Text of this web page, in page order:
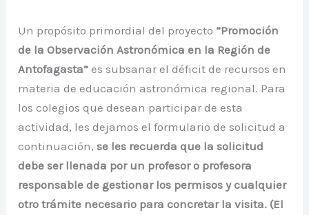
Un propósito primordial del proyecto “Promoción
de la Observación Astronómica en la Región de
Antofagasta”es subsanar el déficit de recursos en
materia de educación astronómica regional. Para
los colegios que desean participar de esta
actividad, les dejamos el formulario de solicitud a
continuación,se les recuerda que la solicitud
debe ser llenada por un profesor o profesora
responsable de gestionar los permisos y cualquier
otro trámite necesario para concretar la visita. (El